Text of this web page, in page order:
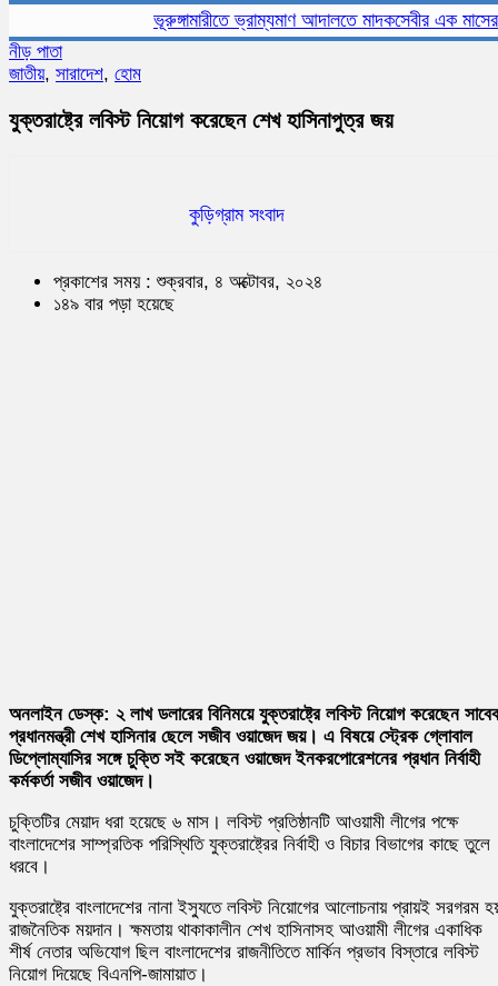
ভূরুঙ্গামারীতে ভ্রাম্যমাণ আদালতে মাদকসেবীর এক মাসের
নীড় পাতা
জাতীয়, সারাদেশ, হোম
যুক্তরাষ্ট্রে লবিস্ট নিয়োগ করেছেন শেখ হাসিনাপুত্র জয়
কুড়িগ্রাম সংবাদ
প্রকাশের সময় : শুক্রবার, ৪ অক্টোবর, ২০২৪
১৪৯ বার পড়া হয়েছে
অনলাইন ডেস্ক: ২ লাখ ডলারের বিনিময়ে যুক্তরাষ্ট্রে লবিস্ট নিয়োগ করেছেন
প্রধানমন্ত্রী শেখ হাসিনার ছেলে সজীব ওয়াজেদ জয়। এ বিষয়ে স্ট্রেক গ্লোবাল
ডিপ্লোম্যাসির সঙ্গে চুক্তি সই করেছেন ওয়াজেদ ইনকরপোরেশনের প্রধান নির্বাহী
কর্মকর্তা সজীব ওয়াজেদ।
চুক্তিটির মেয়াদ ধরা হয়েছে ৬ মাস। লবিস্ট প্রতিষ্ঠানটি আওয়ামী লীগের পক্ষে
বাংলাদেশের সাম্প্রতিক পরিস্থিতি যুক্তরাষ্ট্রের নির্বাহী ও বিচার বিভাগের কাছে তুলে
ধরবে।
যুক্তরাষ্ট্রে বাংলাদেশের নানা ইস্যুতে লবিস্ট নিয়োগের আলোচনায় প্রায়ই সরগরম
রাজনৈতিক ময়দান। ক্ষমতায় থাকাকালীন শেখ হাসিনাসহ আওয়ামী লীগের একাধিক
শীর্ষ নেতার অভিযোগ ছিল বাংলাদেশের রাজনীতিতে মার্কিন প্রভাব বিস্তারে লবিস্ট
নিয়োগ দিয়েছে বিএনপি-জামায়াত।